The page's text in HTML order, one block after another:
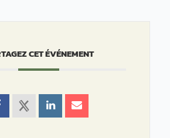
CET ÉVÉNEMENT